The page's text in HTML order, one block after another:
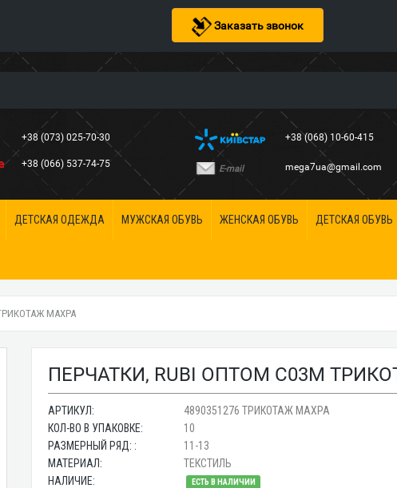
Заказать звонок
+38 (073) 025-70-30
+38 (066) 537-74-75
+38 (068) 10-60-415
E-mail mega7ua@gmail.com
ДЕТСКАЯ ОДЕЖДА МУЖСКАЯ ОБУВЬ ЖЕНСКАЯ ОБУВЬ ДЕТСКАЯ ОБУВЬ
МАХРА
ПЕРЧАТКИ, RUBI ОПТОМ С03М
АРТИКУЛ:
4890351276 ТРИКОТАЖ МАХРА
КОЛ-ВО В УПАКОВКЕ:
10
РАЗМЕРНЫЙ РЯД: :
11-13
МАТЕРИАЛ:
ТЕКСТИЛЬ
НАЛИЧИЕ:
ЕСТЬ В НАЛИЧИИ